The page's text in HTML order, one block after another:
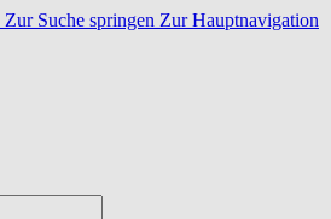
Zur Suche springen Zur Hauptnavigation